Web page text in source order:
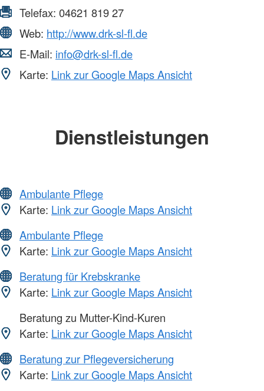
Telefax: 04621 819 27
Web: http://www.drk-sl-fl.de
E-Mail: info@drk-sl-fl.de
Karte: Link zur Google Maps Ansicht
Dienstleistungen
Ambulante Pflege
Karte: Link zur Google Maps Ansicht
Ambulante Pflege
Karte: Link zur Google Maps Ansicht
Beratung für Krebskranke
Karte: Link zur Google Maps Ansicht
Beratung zu Mutter-Kind-Kuren
Karte: Link zur Google Maps Ansicht
Beratung zur Pflegeversicherung
Karte: Link zur Google Maps Ansicht